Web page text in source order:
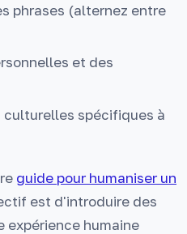
phrases (alternez entre
et des
spécifiques à
guide pour humaniser un
est d'introduire des
expérience humaine